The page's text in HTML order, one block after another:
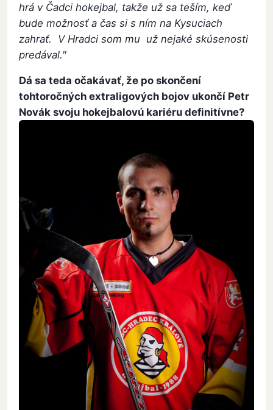
hrá v Čadci hokejbal, takže už sa teším, keď
bude možnosť a čas si s ním na Kysuciach
zahrať. V Hradci som mu už nejaké skúsenosti
predával."
Dá sa teda očakávať, že po skončení
tohtoročných extraligových bojov ukončí Petr
Novák svoju hokejbalovú kariéru definitívne?